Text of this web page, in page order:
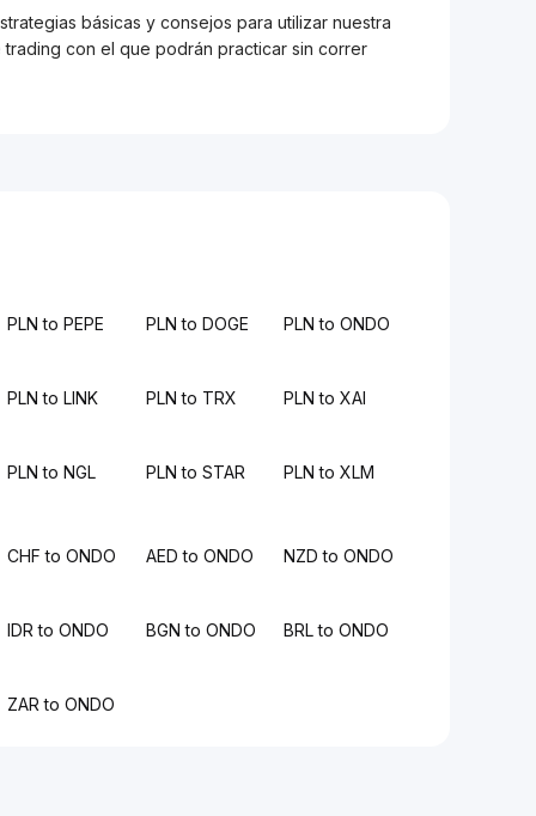
básicas y consejos para utilizar nuestra
con el que podrán practicar sin correr
PLN to PEPE PLN to DOGE PLN to ONDO
PLN to LINK PLN to TRX PLN to XAI
PLN to NGL PLN to STAR PLN to XLM
CHF to ONDO AED to ONDO NZD to ONDO
IDR to ONDO BGN to ONDO BRL to ONDO
ZAR to ONDO